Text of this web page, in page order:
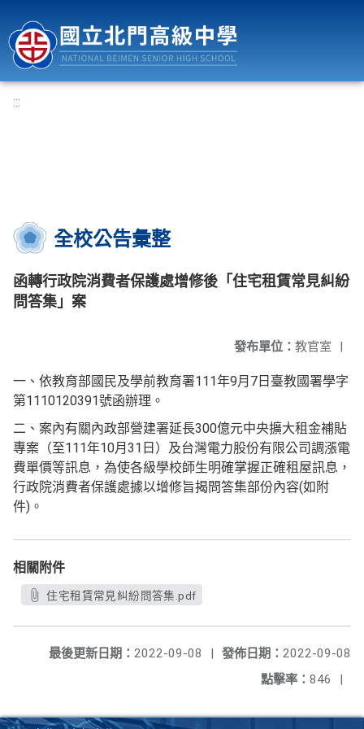
:::
全校公告彙整
函轉行政院消費者保護處增修後「住宅租賃常見糾紛
問答集」案
發布單位： 教官室 |
一、依教育部國民及學前教育署111年9月7日臺教國署學字
第1110120391號函辦理。
二、案內有關內政部營建署延長300億元中央擴大租金補貼
專案（至111年10月31日）及台灣電力股份有限公司調漲電
費單價等訊息，為使各級學校師生明確掌握正確租屋訊息，
行政院消費者保護處據以增修旨揭問答集部份內容(如附
件)。
相關附件
住宅租賃常見糾紛問答集.pdf
發佈日期： 2022-09-08
最後更新日期： 2022-09-08
|
點擊率： 846 |